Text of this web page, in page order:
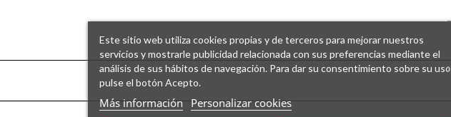
Este sitio web utiliza cookies propias y de terceros para mejorar nuestros
servicios y mostrarle publicidad relacionada con sus preferencias mediante el
análisis de sus hábitos de navegación. Para dar su consentimiento sobre su uso
pulse el botón Acepto.
Más información Personalizar cookies